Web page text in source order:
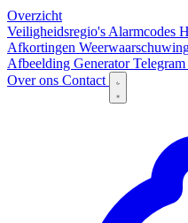
Overzicht
Veiligheidsregio's Alarmcodes
Afkortingen
Afbeelding Generator
Over ons Contact